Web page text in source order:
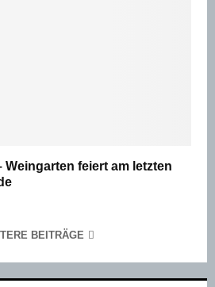
Weingarten feiert am letzten
BEITRÄGE